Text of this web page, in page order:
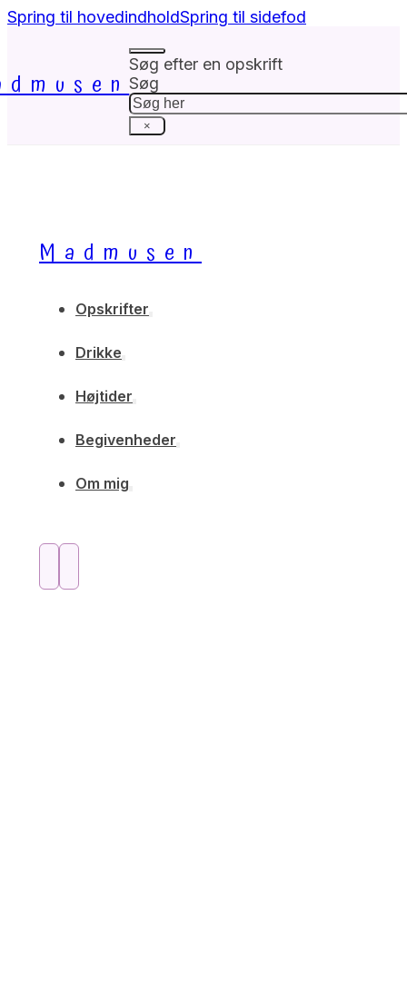
Spring til hovedindholdSpring til sidefod
Søg efter en opskrift
Søg
×
Madmusen
Opskrifter
Drikke
Højtider
Begivenheder
Om mig